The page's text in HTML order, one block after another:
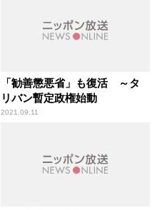
「勧善懲悪省」も復活 ～タ
リバン暫定政権始動
2021.09.11